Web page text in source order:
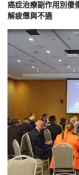
癌症治療副作用別
解疲憊與不適